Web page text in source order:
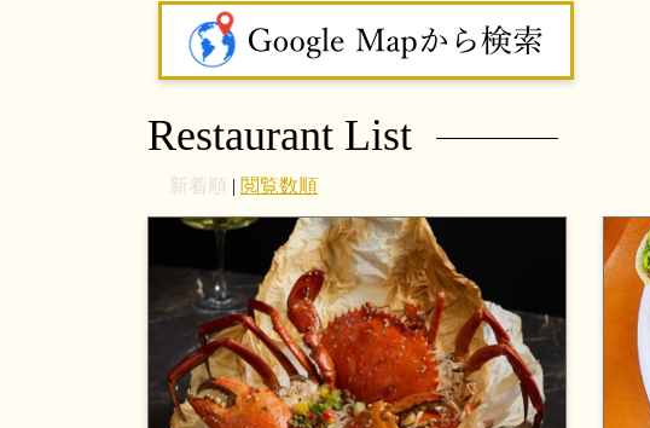
Restaurant List
新着順 | 閲覧数順